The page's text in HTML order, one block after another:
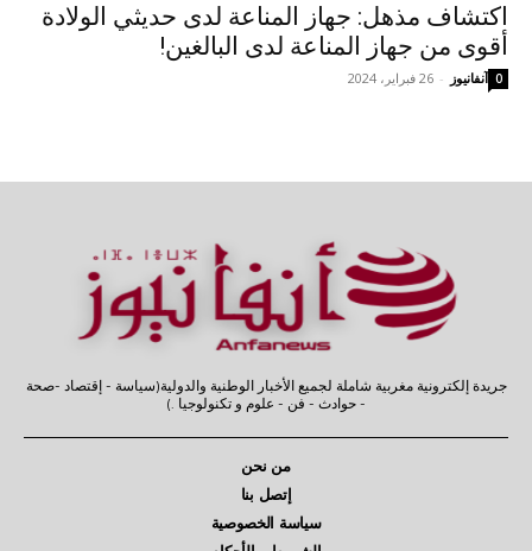
اكتشاف مذهل: جهاز المناعة لدى حديثي الولادة
أقوى من جهاز المناعة لدى البالغين!
آنفانيوز - 26 فبراير، 2024 0
جريدة إلكترونية مغربية شاملة لجميع الأخبار الوطنية والدولية(سياسة - إقتصاد -صحة
- حوادث - فن - علوم و تكنولوجيا .)
من نحن
إتصل بنا
سياسة الخصوصية